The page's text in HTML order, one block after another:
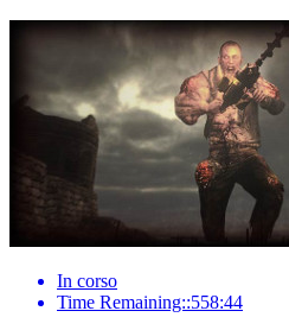
In corso
Time Remaining::558:44